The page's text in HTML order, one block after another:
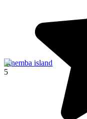
Mnemba island
5